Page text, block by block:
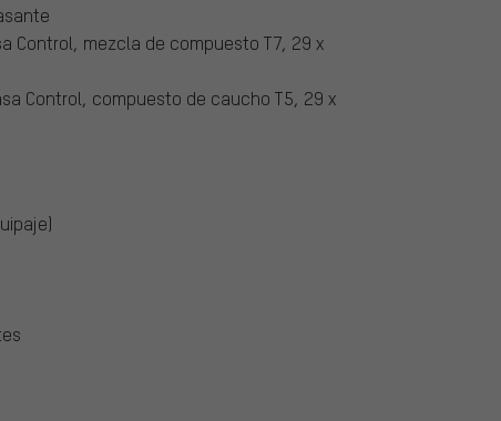
Control, mezcla de compuesto T7, 29 x
Control, compuesto de caucho T5, 29 x